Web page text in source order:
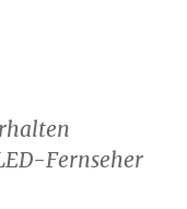
Fernseher